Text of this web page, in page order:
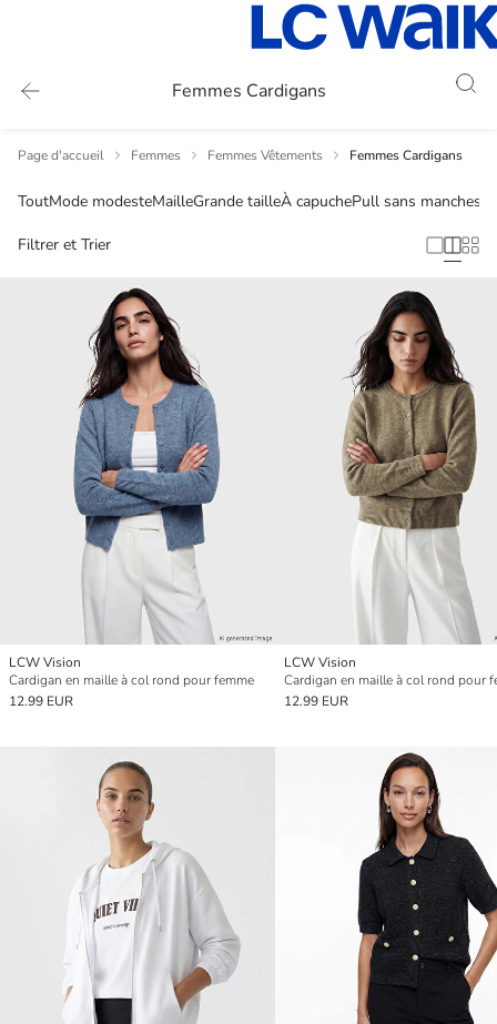
Femmes Cardigans
Page d'accueil Femmes Femmes Vêtements Femmes Cardigans
ToutMode modesteMailleGrande tailleÀ capuchePull sans manches
Filtrer et Trier
LCW Vision
Cardigan en maille à col rond pour femme
12.99 EUR
LCW Vision
Cardigan en maille à col rond pour
12.99 EUR